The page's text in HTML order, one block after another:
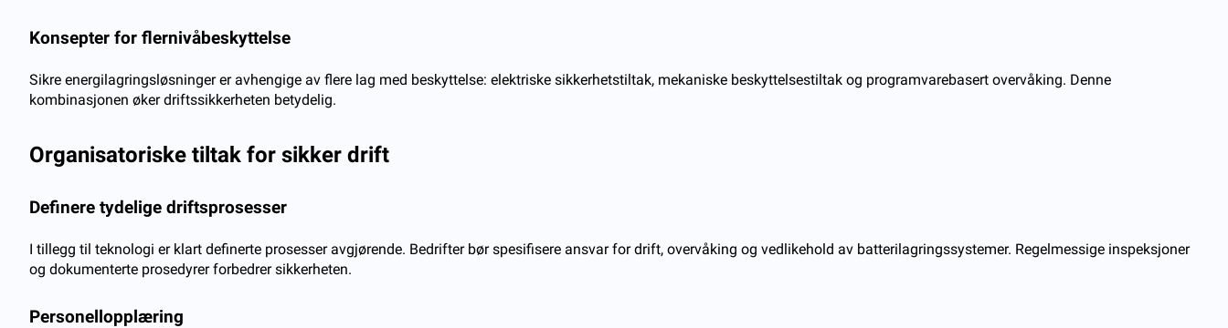
Konsepter for flernivåbeskyttelse
Sikre energilagringsløsninger er avhengige av flere lag med beskyttelse: elektriske sikkerhetstiltak, mekaniske beskyttelsestiltak og programvarebasert overvåking. Denne
kombinasjonen øker driftssikkerheten betydelig.
Organisatoriske tiltak for sikker drift
Definere tydelige driftsprosesser
I tillegg til teknologi er klart definerte prosesser avgjørende. Bedrifter bør spesifisere ansvar for drift, overvåking og vedlikehold av batterilagringssystemer. Regelmessige inspeksjoner
og dokumenterte prosedyrer forbedrer sikkerheten.
Personellopplæring